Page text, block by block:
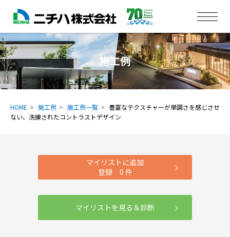
施工例
HOME 施工例 施工例一覧
豊富なテクスチャーが単調さを感じさせ
ない、洗練されたコントラストデザイン
マイリストに追加
登録 0 件
マイリストを見る＆診断